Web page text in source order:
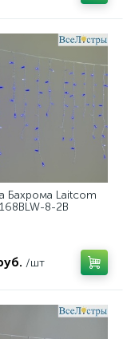
Бахрома Laitcom
8-2B
/шт